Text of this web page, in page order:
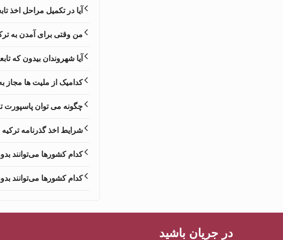
آیا در تکمیل مراحل اخذ
من وقتی برای آمدن به
آیا شهروندان بیدون که
کدامیک از ملیت ها مجاز
چگونه می توان پاسپورت
شرایط اخذ گذرنامه
کدام کشورها می‌توانند
کدام کشورها می‌توانند
در جریان باشید